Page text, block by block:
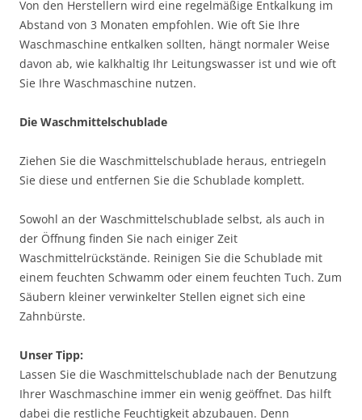
Von den Herstellern wird eine regelmäßige Entkalkung im
Abstand von 3 Monaten empfohlen. Wie oft Sie Ihre
Waschmaschine entkalken sollten, hängt normaler Weise
davon ab, wie kalkhaltig Ihr Leitungswasser ist und wie oft
Sie Ihre Waschmaschine nutzen.
Die Waschmittelschublade
Ziehen Sie die Waschmittelschublade heraus, entriegeln
Sie diese und entfernen Sie die Schublade komplett.
Sowohl an der Waschmittelschublade selbst, als auch in
der Öffnung finden Sie nach einiger Zeit
Waschmittelrückstände. Reinigen Sie die Schublade mit
einem feuchten Schwamm oder einem feuchten Tuch. Zum
Säubern kleiner verwinkelter Stellen eignet sich eine
Zahnbürste.
Unser Tipp:
Lassen Sie die Waschmittelschublade nach der Benutzung
Ihrer Waschmaschine immer ein wenig geöffnet. Das hilft
dabei die restliche Feuchtigkeit abzubauen. Denn